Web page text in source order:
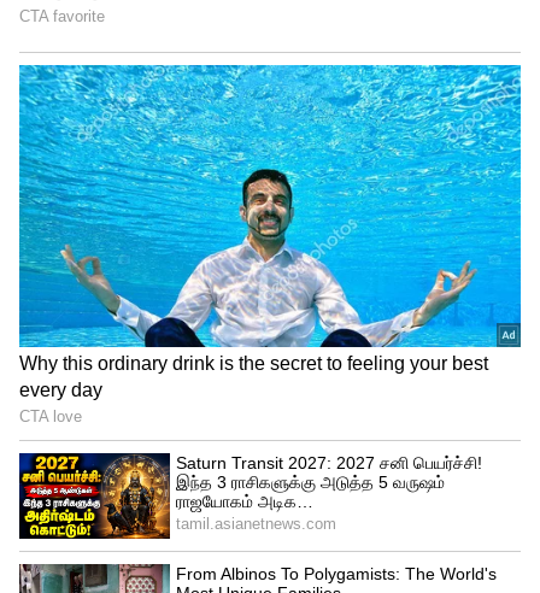
முன்னாள் மத்திய அமைச்சரான ரேணுகா
சவுத்ரி ஆக்ரோஷமிக்க தலைவராக
அறியப்படுபவர். நாடாளுமன்றத்தில்
எதிர்க்கட்சி உறுப்பினர்களை அலற் விடும்
இவர், 2018 ஆம் ஆண்டு நாடாளுமன்றத்தில்
கூறப்பட்ட ‘சூர்ப்பனகை’ கருத்துக்காக
பிரதமர் மோடி மீது அவதூறு வழக்கு
தொடர்ந்துள்ளார். சமீபத்தில் கூட
போராட்டம்ன் ஒன்றின் போது, போலீஸ்
எஸ்.ஐயின் சட்டையை பிடித்து வாக்குவாதம்
செய்ததாக சர்ச்சையில் சிக்கினார்.